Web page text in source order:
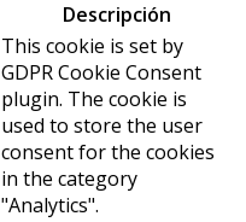
Descripción
This cookie is set by
GDPR Cookie Consent
plugin. The cookie is
used to store the user
consent for the cookies
in the category
"Analytics".